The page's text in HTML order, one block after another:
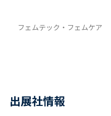
フェムテック・フェムケア
出展社情報